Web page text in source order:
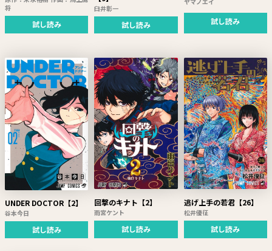
将
試し読み
臼井彰一
試し読み 試し読み
UNDER DOCTOR【2】
谷本今日
試し読み
回撃のキナト【2】
雨宮ケント
試し読み
逃げ上手の若君【26】
松井優征
試し読み